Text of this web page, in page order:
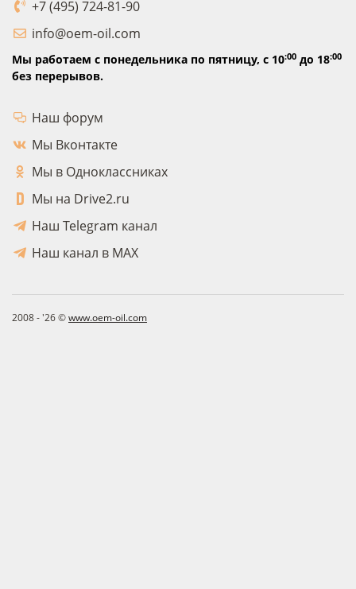
+7 (495) 724-81-90
info@oem-oil.com
Мы работаем с понедельника по пятницу, с 10:00 до 18:00
без перерывов.
Наш форум
Мы Вконтакте
Мы в Одноклассниках
Мы на Drive2.ru
Наш Telegram канал
Наш канал в MAX
2008 - '26 ©www.oem-oil.com